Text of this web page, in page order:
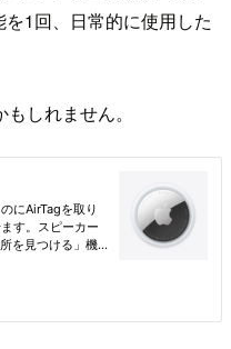
を1回、日常的に使用した
しれません。